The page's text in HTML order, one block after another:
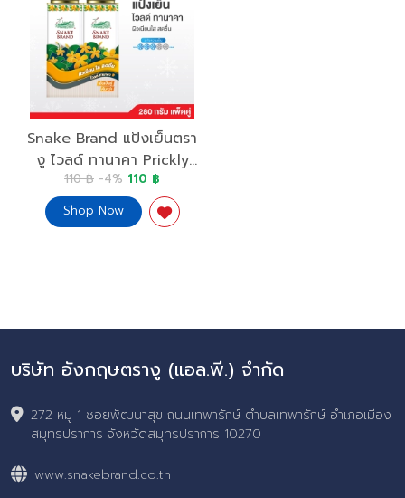
Snake Brand แป้งเย็นตรา
งู ไวลด์ ทานาคา Prickly
Heat Cooling Powder
Wild Thanaka
110 ฿ -4% 110 ฿
Shop Now
บริษัท อังกฤษตรางู (แอล.พี.) จำกัด
272 หมู่ 1 ซอยพัฒนาสุข ถนนเทพารักษ์ ตำบลเทพารักษ์ อำเภอเมือง
สมุทรปราการ จังหวัดสมุทรปราการ 10270
www.snakebrand.co.th